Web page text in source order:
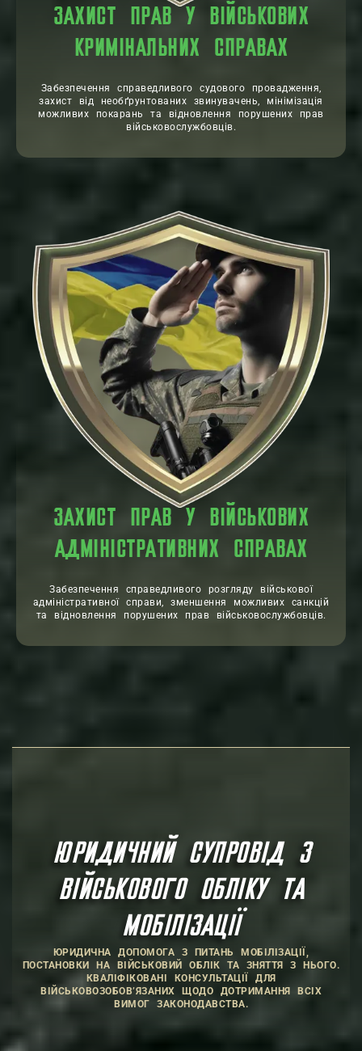
ЗАХИСТ ПРАВ У ВІЙСЬКОВИХ
КРИМІНАЛЬНИХ СПРАВАХ
Забезпечення справедливого судового провадження,
захист від необґрунтованих звинувачень, мінімізація
можливих покарань та відновлення порушених прав
військовослужбовців.
ЗАХИСТ ПРАВ У ВІЙСЬКОВИХ
АДМІНІСТРАТИВНИХ СПРАВАХ
Забезпечення справедливого розгляду військової
адміністративної справи, зменшення можливих санкцій
та відновлення порушених прав військовослужбовців.
ЮРИДИЧНИЙ СУПРОВІД З
ВІЙСЬКОВОГО ОБЛІКУ ТА
МОБІЛІЗАЦІЇ
ЮРИДИЧНА ДОПОМОГА З ПИТАНЬ МОБІЛІЗАЦІЇ,
ПОСТАНОВКИ НА ВІЙСЬКОВИЙ ОБЛІК ТА ЗНЯТТЯ З НЬОГО.
КВАЛІФІКОВАНІ КОНСУЛЬТАЦІЇ ДЛЯ
ВІЙСЬКОВОЗОБОВ’ЯЗАНИХ ЩОДО ДОТРИМАННЯ ВСІХ
ВИМОГ ЗАКОНОДАВСТВА.